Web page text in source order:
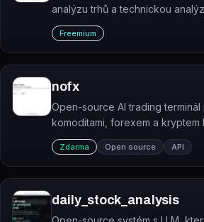
analýzu trhů a technickou
akcie, krypto a komodity.
Freemium
nofx
Open-source AI trading
komoditami, forexem a
Zdarma Open source API
daily_stock_analysis